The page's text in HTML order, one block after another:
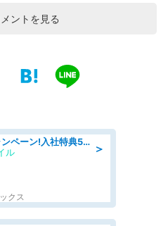
ントを見る
＞
2025年転職応援キャンペーン!入社特典58万円/デンソーで働こう!自動車工場で小型部品の検査業務 denso aichi
ル
クス